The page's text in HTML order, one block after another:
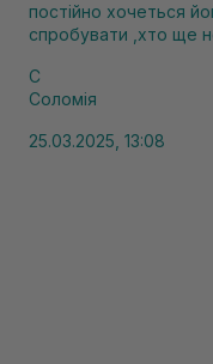
постійно хочеться
спробувати ,хто ще
С
Соломія
25.03.2025, 13:08